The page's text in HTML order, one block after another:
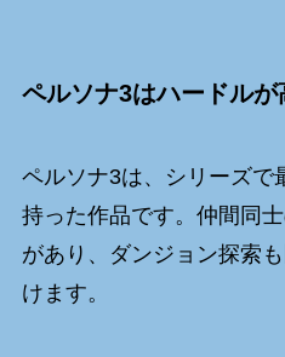
ペルソナ3はハードルが
ペルソナ3は、シリーズで
持った作品です。仲間同
があり、ダンジョン探索
けます。